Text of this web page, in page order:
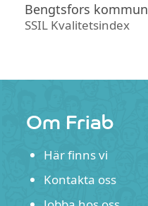
Bengtsfors kommun
SSIL Kvalitetsindex
Om Friab
Här finns vi
Kontakta oss